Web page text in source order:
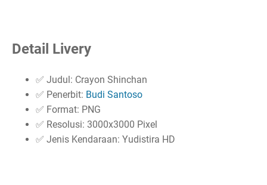
Detail Livery
✅ Judul: Crayon Shinchan
✅ Penerbit: Budi Santoso
✅ Format: PNG
✅ Resolusi: 3000x3000 Pixel
✅ Jenis Kendaraan: Yudistira HD